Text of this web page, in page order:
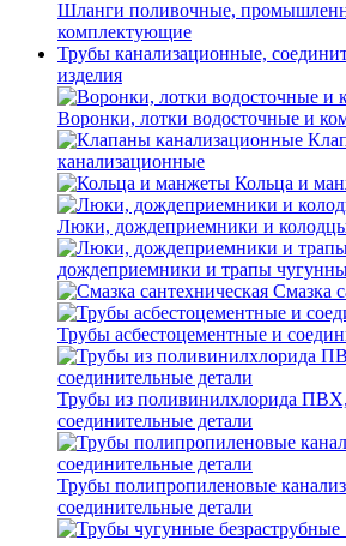
Шланги поливочные,
комплектующие
Трубы канализационные,
изделия
Воронки, лотки водосточные и
канализационные
Кольца и
Люки, дождеприемники и
дождеприемники и трапы
Смазка
Трубы асбестоцементные и
Трубы из поливинилхлорида
соединительные детали
Трубы полипропиленовые
соединительные детали